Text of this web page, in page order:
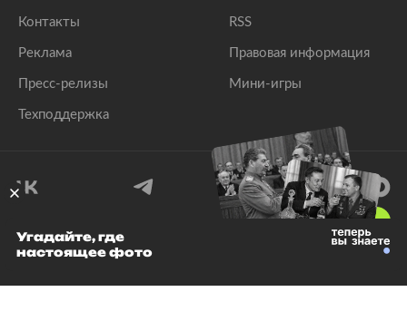
Контакты
Реклама
Пресс-релизы
Техподдержка
RSS
Правовая информация
Мини-игры
© 1999–2026 Все права защищены.
Угадайте, где
настоящее фото